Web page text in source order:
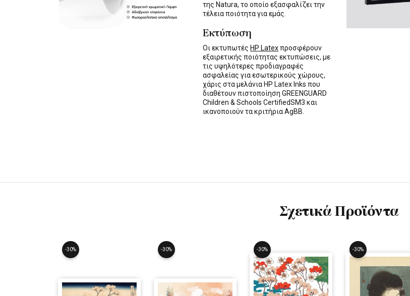
της Natura, το οποίο εξασφαλίζει την
τέλεια ποιότητα για εμάς.
Εκτύπωση
Οι εκτυπωτές HP Latexπροσφέρουν
εξαιρετικής ποιότητας εκτυπώσεις, με
τις υψηλότερες προδιαγραφές
ασφαλείας για εσωτερικούς χώρους,
χάρις στα μελάνια HP Latex Inks που
διαθέτουν πιστοποίηση GREENGUARD
Children & Schools CertifiedSM3 και
ικανοποιούν τα κριτήρια AgBB.
Σχετικά Προϊόντα
-30% -30% -30% -30%